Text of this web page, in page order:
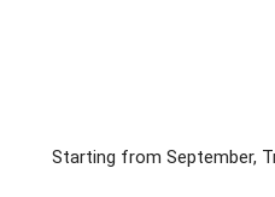
Starting from September,